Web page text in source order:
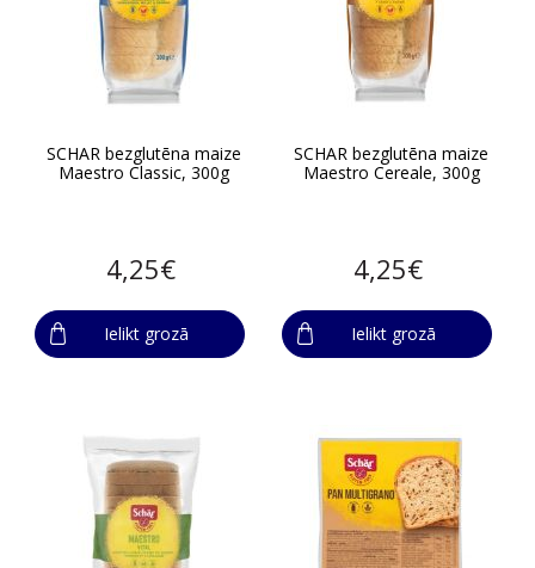
SCHAR bezglutēna maize
Maestro Classic, 300g
4,25€
Ielikt grozā
SCHAR bezglutēna maize
Maestro Cereale, 300g
4,25€
Ielikt grozā